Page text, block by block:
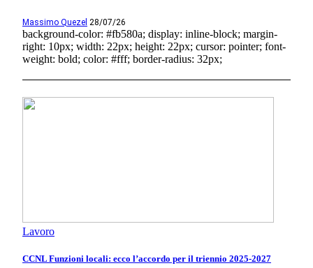
Massimo Quezel 28/07/26
background-color: #fb580a; display: inline-block; margin-
right: 10px; width: 22px; height: 22px; cursor: pointer; font-
weight: bold; color: #fff; border-radius: 32px;
Lavoro
CCNL Funzioni locali: ecco l’accordo per il triennio 2025-2027